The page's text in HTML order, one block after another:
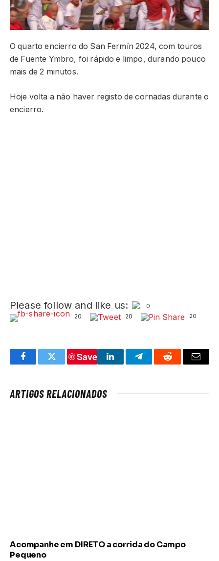
O quarto encierro do San Fermín 2024, com touros
de Fuente Ymbro, foi rápido e limpo, durando pouco
mais de 2 minutos.
Hoje volta a não haver registo de cornadas durante o
encierro.
Please follow and like us:
0
20
20 20
FacebookTwitter
Save
LinkedInTelegramReddit Email
ARTIGOS RELACIONADOS
Acompanhe em DIRETO a corrida do Campo
Pequeno